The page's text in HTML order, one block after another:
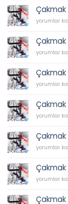
62
45.
için
0538
202
62
için
Çakmak
Çakmak
Yakın
Acil
Tesisatçı,
202
62
45.
yorumlar
Çakmak
Çakmak
Tesisat,
0538
62
45.
için
yorumlar
Çakmak
Çakmak
Sıhhi
Tesisat
için
yorumlar
Çakmak
Çakmak
Tesisat
için
yorumlar
Çakmak
Çakmak
Tesisat
için
yorumlar
Çakmak
yorumlar
Çakmak